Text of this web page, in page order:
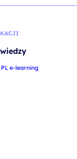
e-learning